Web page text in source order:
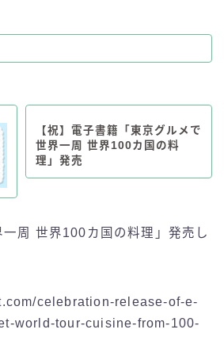
【祝】電子書籍「東京グルメで
世界一周 世界100カ国の料
理」発売
周 世界100カ国の料理」発売し
celebration-release-of-e-
world-tour-cuisine-from-100-